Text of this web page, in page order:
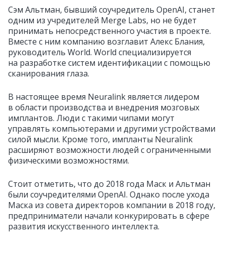
Сэм Альтман, бывший соучредитель OpenAI, станет
одним из учредителей Merge Labs, но не будет
принимать непосредственного участия в проекте.
Вместе с ним компанию возглавит Алекс Блания,
руководитель World. World специализируется
на разработке систем идентификации с помощью
сканирования глаза.
В настоящее время Neuralink является лидером
в области производства и внедрения мозговых
имплантов. Люди с такими чипами могут
управлять компьютерами и другими устройствами
силой мысли. Кроме того, импланты Neuralink
расширяют возможности людей с ограниченными
физическими возможностями.
Стоит отметить, что до 2018 года Маск и Альтман
были соучредителями OpenAI. Однако после ухода
Маска из совета директоров компании в 2018 году,
предприниматели начали конкурировать в сфере
развития искусственного интеллекта.